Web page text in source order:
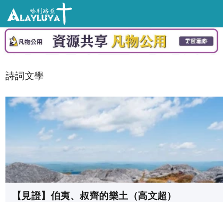
詩詞文學
【見證】伯夷、叔齊的樂土（高文超）